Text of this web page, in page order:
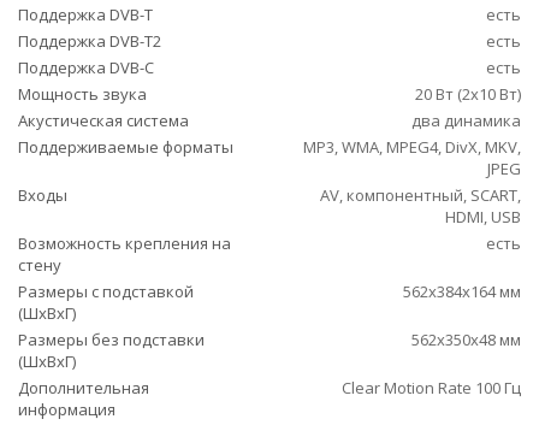
Поддержка DVB-T
есть
Поддержка DVB-T2
есть
Поддержка DVB-C
есть
Мощность звука
20 Вт (2x10 Вт)
Акустическая система
два динамика
Поддерживаемые форматы
MP3, WMA, MPEG4, DivX, MKV,
JPEG
Входы
AV, компонентный, SCART,
HDMI, USB
Возможность крепления на
стену
есть
Размеры с подставкой
(ШxВxГ)
562x384x164 мм
Размеры без подставки
(ШxВxГ)
562x350x48 мм
Дополнительная
информация
Clear Motion Rate 100 Гц